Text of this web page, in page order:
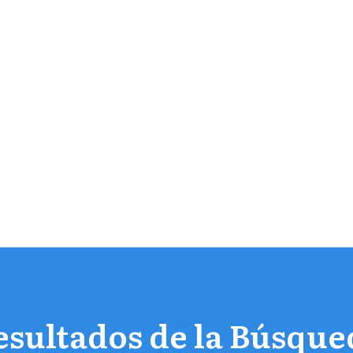
de la